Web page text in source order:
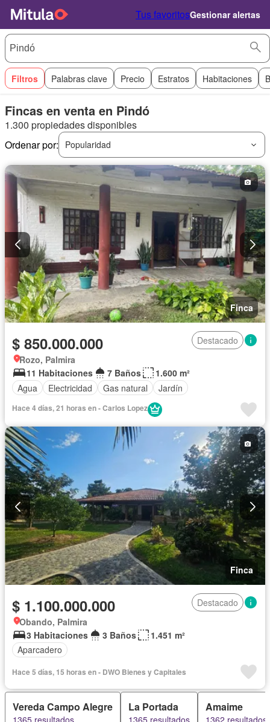
Tus favoritosGestionar alertas
Filtros Palabras clave Precio Estratos Habitaciones
Fincas en venta en Pindó
1.300 propiedades disponibles
Ordenar por:
Popularidad
Finca
$ 850.000.000
Destacado
Rozo, Palmira
11 Habitaciones
7 Baños
1.600 m²
Agua
Electricidad Gas natural Jardín
Hace 4 días, 21 horas en - Carlos Lopez
Finca
$ 1.100.000.000
Destacado
Obando, Palmira
3 Habitaciones
3 Baños
1.451 m²
Aparcadero
Hace 5 días, 15 horas en - DWO Bienes y Capitales
Vereda Campo Alegre
1365 resultados
La Portada
1365 resultados
Amaime
1362 resultados